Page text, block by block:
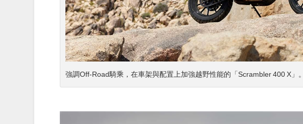
強調Off-Road騎乘，在車架與配置上加強越野性能的「Scrambler 400 X」。